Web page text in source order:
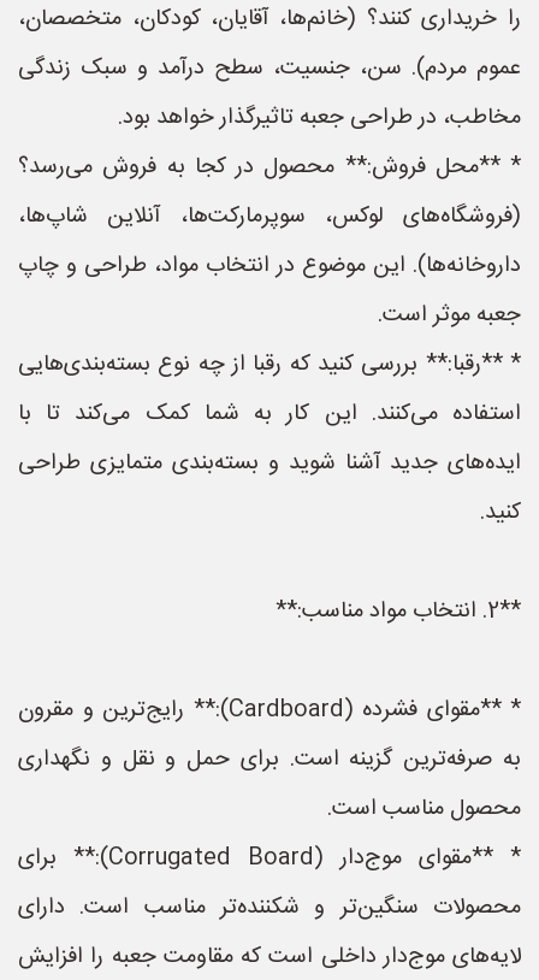
را خریداری کنند؟ (خانم‌ها، آقایان، کودکان، متخصصان،
عموم مردم). سن، جنسیت، سطح درآمد و سبک زندگی
مخاطب، در طراحی جعبه تاثیرگذار خواهد بود.
* **محل فروش:** محصول در کجا به فروش می‌رسد؟
(فروشگاه‌های لوکس، سوپرمارکت‌ها، آنلاین شاپ‌ها،
داروخانه‌ها). این موضوع در انتخاب مواد، طراحی و چاپ
جعبه موثر است.
* **رقبا:** بررسی کنید که رقبا از چه نوع بسته‌بندی‌هایی
استفاده می‌کنند. این کار به شما کمک می‌کند تا با
ایده‌های جدید آشنا شوید و بسته‌بندی متمایزی طراحی
کنید.
**2. انتخاب مواد مناسب:**
* **مقوای فشرده (Cardboard):** رایج‌ترین و مقرون
به صرفه‌ترین گزینه است. برای حمل و نقل و نگهداری
محصول مناسب است.
* **مقوای موج‌دار (Corrugated Board):** برای
محصولات سنگین‌تر و شکننده‌تر مناسب است. دارای
لایه‌های موج‌دار داخلی است که مقاومت جعبه را افزایش